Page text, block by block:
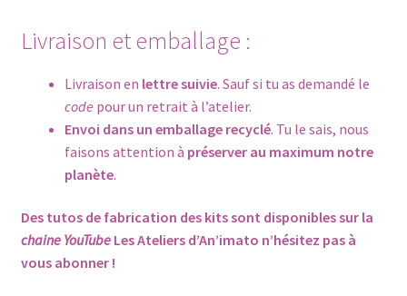
Livraison et emballage :
Livraison en lettre suivie. Sauf si tu as demandé le
code pour un retrait à l’atelier.
Envoi dans un emballage recyclé. Tu le sais, nous
faisons attention à préserver au maximum notre
planète.
Des tutos de fabrication des kits sont disponibles sur la
chaine YouTube Les Ateliers d’An’imato n’hésitez pas à
vous abonner !